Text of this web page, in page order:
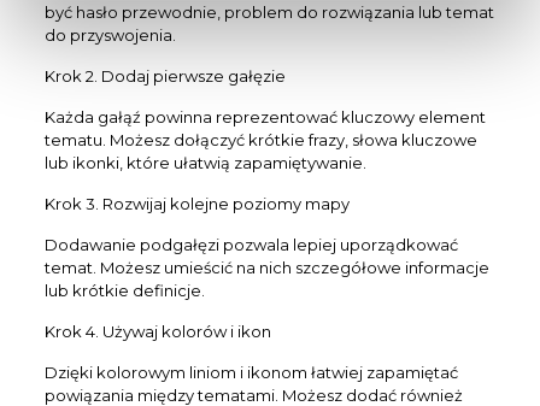
być hasło przewodnie, problem do rozwiązania lub temat
do przyswojenia.
Krok 2. Dodaj pierwsze gałęzie
Każda gałąź powinna reprezentować kluczowy element
tematu. Możesz dołączyć krótkie frazy, słowa kluczowe
lub ikonki, które ułatwią zapamiętywanie.
Krok 3. Rozwijaj kolejne poziomy mapy
Dodawanie podgałęzi pozwala lepiej uporządkować
temat. Możesz umieścić na nich szczegółowe informacje
lub krótkie definicje.
Krok 4. Używaj kolorów i ikon
Dzięki kolorowym liniom i ikonom łatwiej zapamiętać
powiązania między tematami. Możesz dodać również